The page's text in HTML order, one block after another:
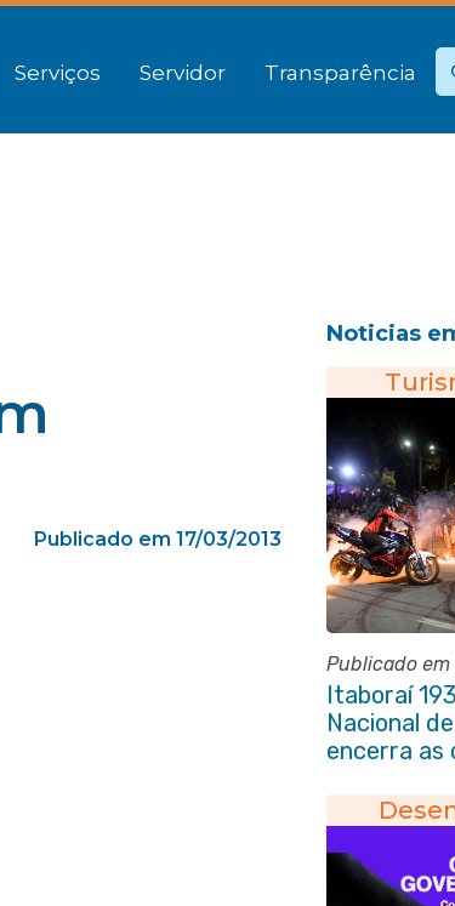
Serviços Servidor Transparência
Publicado em 17/03/2013
Noticias
Publicado
Itaboraí
Nacional
encerra as